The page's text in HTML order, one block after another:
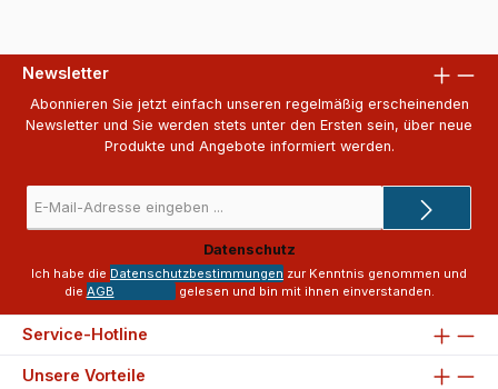
Newsletter
Abonnieren Sie jetzt einfach unseren regelmäßig erscheinenden
Newsletter und Sie werden stets unter den Ersten sein, über neue
Produkte und Angebote informiert werden.
Mail-
Adresse
*
Datenschutz
Ich habe die Datenschutzbestimmungen zur Kenntnis genommen und
die AGB gelesen und bin mit ihnen einverstanden.
Service-Hotline
Unsere Vorteile